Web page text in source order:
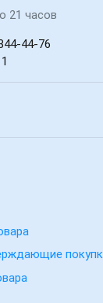
21 часов
44-76